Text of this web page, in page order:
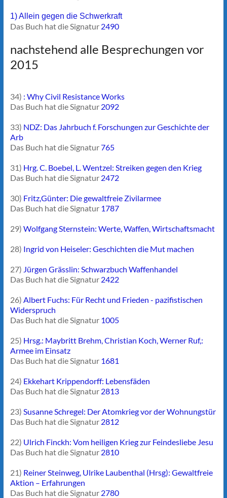
1) Allein gegen die Schwerkraft
Das Buch hat die Signatur 2490
nachstehend alle Besprechungen vor
2015
34) : Why Civil Resistance Works
Das Buch hat die Signatur 2092
33) NDZ: Das Jahrbuch f. Forschungen zur Geschichte der
Arb
Das Buch hat die Signatur765
31) Hrg. C. Boebel, L. Wentzel: Streiken gegen den Krieg
Das Buch hat die Signatur 2472
30) Fritz,Günter: Die gewaltfreie Zivilarmee
Das Buch hat die Signatur 1787
29) Wolfgang Sternstein: Werte, Waffen, Wirtschaftsmacht
28) Ingrid von Heiseler: Geschichten die Mut machen
27) Jürgen Grässlin: Schwarzbuch Waffenhandel
Das Buch hat die Signatur 2422
26) Albert Fuchs: Für Recht und Frieden - pazifistischen
Widerspruch
Das Buch hat die Signatur 1005
25) Hrsg.: Maybritt Brehm, Christian Koch, Werner Ruf,:
Armee im Einsatz
Das Buch hat die Signatur 1681
24) Ekkehart Krippendorff: Lebensfäden
Das Buch hat die Signatur 2813
23) Susanne Schregel: Der Atomkrieg vor der Wohnungstür
Das Buch hat die Signatur 2812
22) Ulrich Finckh: Vom heiligen Krieg zur Feindesliebe Jesu
Das Buch hat die Signatur 2810
21) Reiner Steinweg, Ulrike Laubenthal (Hrsg): Gewaltfreie
Aktion – Erfahrungen
Das Buch hat die Signatur 2780